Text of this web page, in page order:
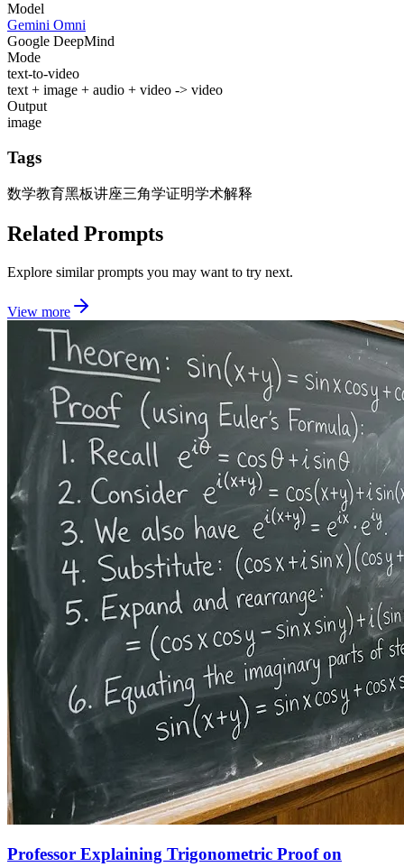
Model
Gemini Omni
Google DeepMind
Mode
text-to-video
text + image + audio + video -> video
Output
image
Tags
数学教育黑板讲座三角学证明学术解释
Related Prompts
Explore similar prompts you may want to try next.
View more
Professor Explaining Trigonometric Proof on